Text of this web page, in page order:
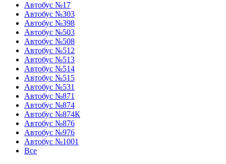
Автобус №17
Автобус №303
Автобус №398
Автобус №503
Автобус №508
Автобус №512
Автобус №513
Автобус №514
Автобус №515
Автобус №531
Автобус №871
Автобус №874
Автобус №874К
Автобус №876
Автобус №976
Автобус №1001
Все